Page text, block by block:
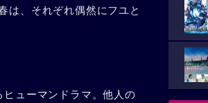
、それぞれ偶然にフユと
ューマンドラマ。他人の